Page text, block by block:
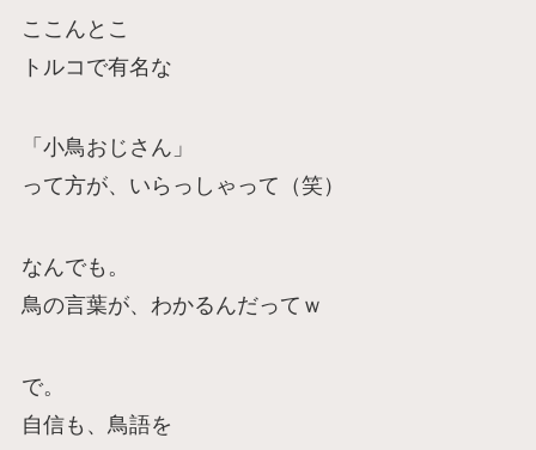
ここんとこ
トルコで有名な
「小鳥おじさん」
って方が、いらっしゃって（笑）
なんでも。
鳥の言葉が、わかるんだってｗ
で。
自信も、鳥語を